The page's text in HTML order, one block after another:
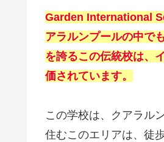
Garden International
アラルンプールの中で
を誇るこの伝統校は、
価されています。
この学校は、クアラル
住むこのエリアは、徒